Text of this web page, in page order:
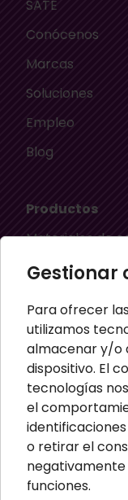
Gestionar
Para ofrecer
utilizamos
almacenar y/o
dispositivo. El
tecnologías
el
o retirar el
funciones.
SATE
Conócenos
Marcas
Soluciones
Empleo
Blog
Productos
Materiales de
Aislamiento
Material
Paneles
Masillas para
Paneles
Perfiles